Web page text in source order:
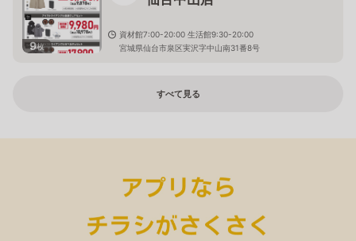
9枚
資材館7:00-20:00 生活館9:30-20:00
宮城県仙台市泉区実沢字中山南31番8号
すべて見る